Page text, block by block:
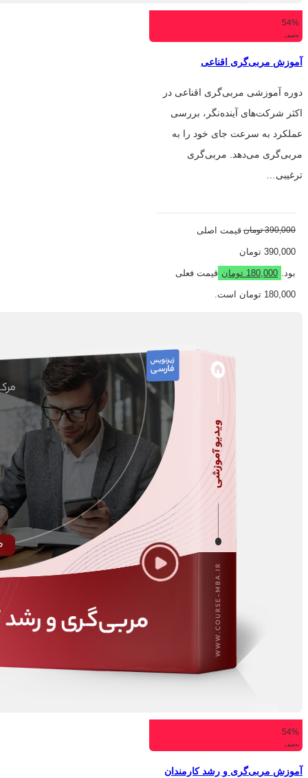
54%
تخفیف
آموزش مربی‌گری اقناعی
دوره آموزشی مربی‌گری اقناعی در
اکثر شرکت‌های آینده‌نگر، بررسی
عملکرد به سرعت جای خود را به
مربی‌گری می‌دهد. مربی‌گری
ترغیبی…
390,000 تومان قیمت اصلی
390,000 تومان
بود. 180,000 تومان قیمت فعلی
180,000 تومان است.
54%
تخفیف
آموزش مربی‌گری و رشد کارمندان